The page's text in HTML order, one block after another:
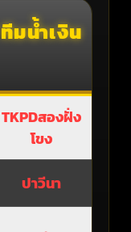
ทีมน้ำเงิน
TKPDสองฝั่ง
โขง
ปาวีนา